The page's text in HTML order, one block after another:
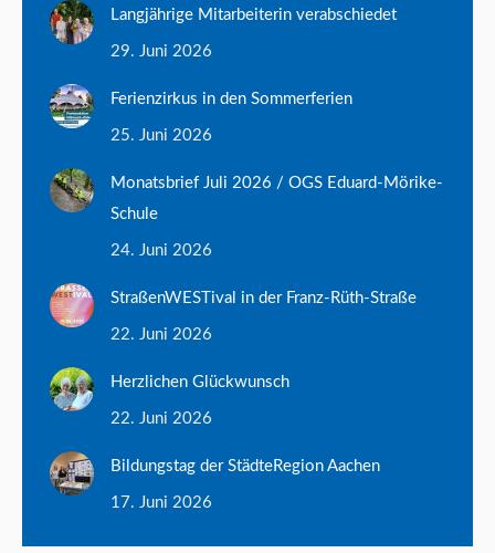
Langjährige Mitarbeiterin verabschiedet
29. Juni 2026
Ferienzirkus in den Sommerferien
25. Juni 2026
Monatsbrief Juli 2026 / OGS Eduard-Mörike-
Schule
24. Juni 2026
StraßenWESTival in der Franz-Rüth-Straße
22. Juni 2026
Herzlichen Glückwunsch
22. Juni 2026
Bildungstag der StädteRegion Aachen
17. Juni 2026